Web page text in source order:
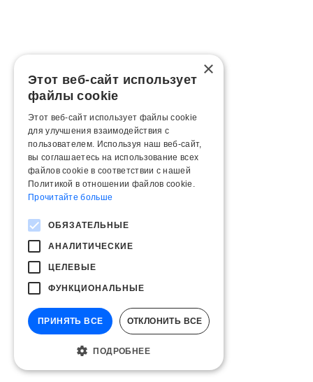
×
Этот веб-сайт использует
файлы cookie
Этот веб-сайт использует файлы cookie
для улучшения взаимодействия с
пользователем. Используя наш веб-сайт,
вы соглашаетесь на использование всех
файлов cookie в соответствии с нашей
Политикой в ​​отношении файлов cookie.
Прочитайте больше
ОБЯЗАТЕЛЬНЫЕ
АНАЛИТИЧЕСКИЕ
ЦЕЛЕВЫЕ
ФУНКЦИОНАЛЬНЫЕ
ПРИНЯТЬ ВСЕ ОТКЛОНИТЬ ВСЕ
ПОДРОБНЕЕ